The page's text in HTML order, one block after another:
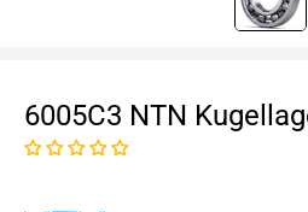
6005C3 NTN